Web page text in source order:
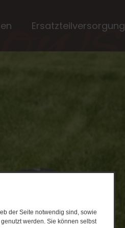
der Seite notwendig sind, sowie
werden. Sie können selbst
Ersatzteilversorgung